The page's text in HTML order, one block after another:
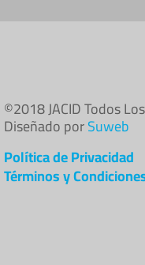
©2018 JACID Todos
Diseñado porSuweb
Política de Privacidad
Términos y